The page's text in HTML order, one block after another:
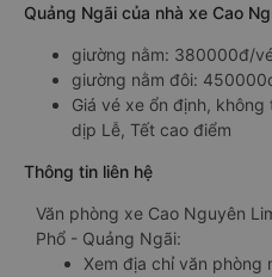
Quảng Ngãi của nhà xe Cao
giường nằm: 380000đ/
giường nằm đôi:
Giá vé xe ổn định,
dịp Lễ, Tết cao điểm
Thông tin liên hệ
Văn phòng xe Cao Nguyên
Phổ - Quảng Ngãi:
Xem địa chỉ văn phòng